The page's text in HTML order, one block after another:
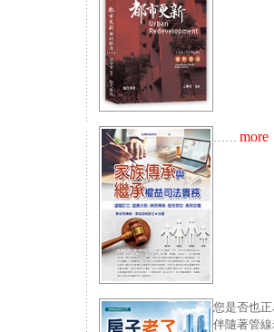
…… more
您是否也
伴隨著管